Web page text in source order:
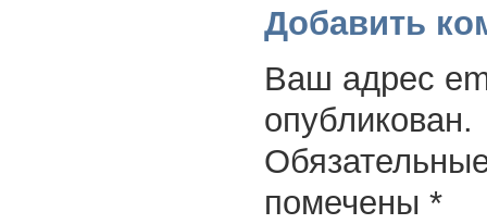
Добавить
Ваш адрес
опубликован.
помечены *